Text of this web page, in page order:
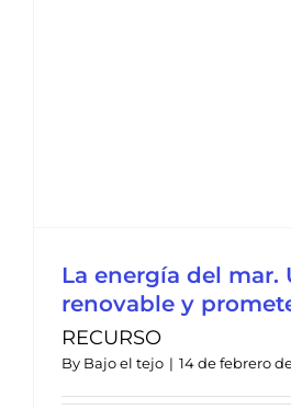
La energía del mar.
renovable y
RECURSO
By Bajo el tejo | 14 de febrero